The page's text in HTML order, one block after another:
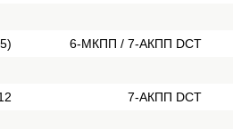
6-МКПП / 7-АКПП DCT
7-АКПП DCT